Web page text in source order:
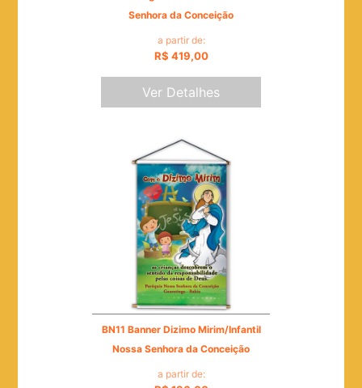
Senhora da Conceição
a partir de:
R$ 419,00
Ver Detalhes
BN11 Banner Dizimo Mirim/Infantil
Nossa Senhora da Conceição
a partir de: